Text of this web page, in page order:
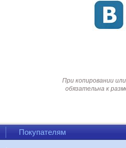
При копировании
обязательна к
Покупателям